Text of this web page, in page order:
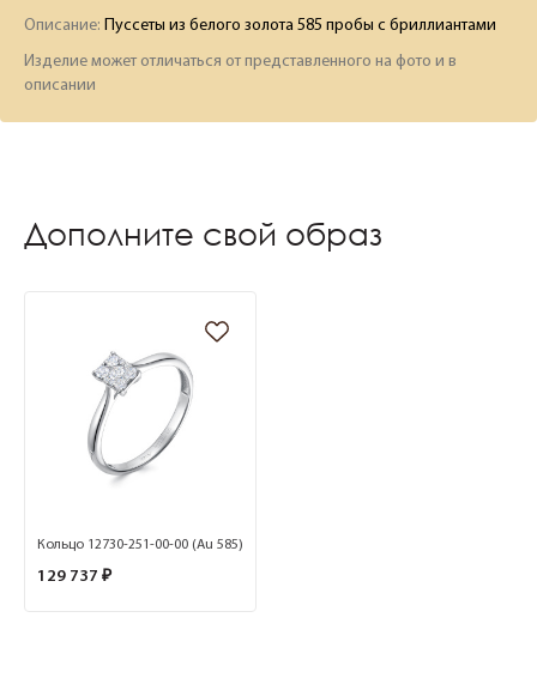
Описание: Пуссеты из белого золота 585 пробы с бриллиантами
Изделие может отличаться от представленного на фото и в
описании
Дополните свой образ
Кольцо 12730-251-00-00 (Au 585)
129 737 ₽